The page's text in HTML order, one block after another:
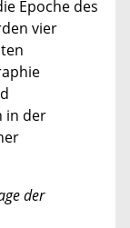
Epoche des
vier
in der
der